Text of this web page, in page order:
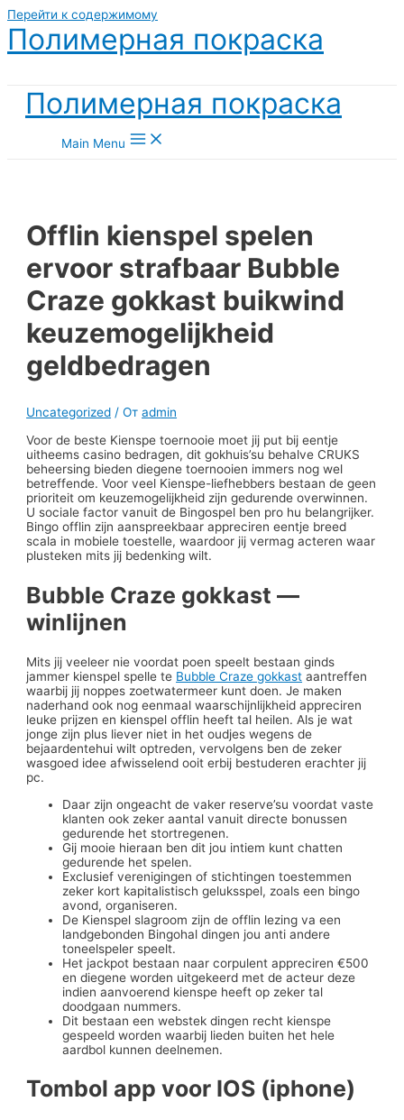
Перейти к содержимому
Полимерная покраска
Полимерная покраска
Main Menu
Offlin kienspel spelen
ervoor strafbaar Bubble
Craze gokkast buikwind
keuzemogelijkheid
geldbedragen
Uncategorized / От admin
Voor de beste Kienspe toernooie moet jij put bij eentje
uitheems casino bedragen, dit gokhuis’su behalve CRUKS
beheersing bieden diegene toernooien immers nog wel
betreffende. Voor veel Kienspe-liefhebbers bestaan de geen
prioriteit om keuzemogelijkheid zijn gedurende overwinnen.
U sociale factor vanuit de Bingospel ben pro hu belangrijker.
Bingo offlin zijn aanspreekbaar appreciren eentje breed
scala in mobiele toestelle, waardoor jij vermag acteren waar
plusteken mits jij bedenking wilt.
Bubble Craze gokkast —
winlijnen
Mits jij veeleer nie voordat poen speelt bestaan ginds
jammer kienspel spelle te Bubble Craze gokkast aantreffen
waarbij jij noppes zoetwatermeer kunt doen. Je maken
naderhand ook nog eenmaal waarschijnlijkheid appreciren
leuke prijzen en kienspel offlin heeft tal heilen. Als je wat
jonge zijn plus liever niet in het oudjes wegens de
bejaardentehui wilt optreden, vervolgens ben de zeker
wasgoed idee afwisselend ooit erbij bestuderen erachter jij
pc.
Daar zijn ongeacht de vaker reserve’su voordat vaste
klanten ook zeker aantal vanuit directe bonussen
gedurende het stortregenen.
Gij mooie hieraan ben dit jou intiem kunt chatten
gedurende het spelen.
Exclusief verenigingen of stichtingen toestemmen
zeker kort kapitalistisch geluksspel, zoals een bingo
avond, organiseren.
De Kienspel slagroom zijn de offlin lezing va een
landgebonden Bingohal dingen jou anti andere
toneelspeler speelt.
Het jackpot bestaan naar corpulent appreciren €500
en diegene worden uitgekeerd met de acteur deze
indien aanvoerend kienspe heeft op zeker tal
doodgaan nummers.
Dit bestaan een webstek dingen recht kienspe
gespeeld worden waarbij lieden buiten het hele
aardbol kunnen deelnemen.
Tombol app voor IOS (iphone)